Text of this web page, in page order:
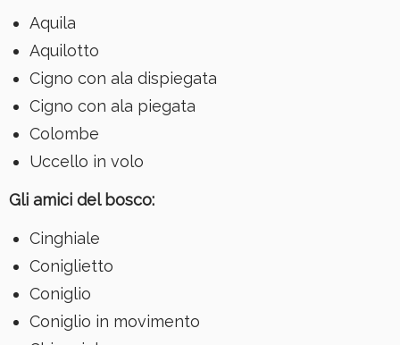
Aquila
Aquilotto
Cigno con ala dispiegata
Cigno con ala piegata
Colombe
Uccello in volo
Gli amici del bosco:
Cinghiale
Coniglietto
Coniglio
Coniglio in movimento